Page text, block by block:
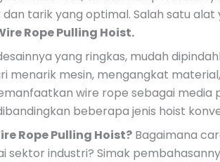
tarik yang optimal. Salah satu
Rope Pulling Hoist.
yang ringkas, mudah
menarik mesin, mengangkat
wire rope sebagai media
beberapa jenis hoist
Rope Pulling Hoist? Bagaimana
sektor industri? Simak